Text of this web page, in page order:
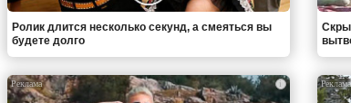
Ролик длится несколько секунд, а смеяться вы
будете долго
i